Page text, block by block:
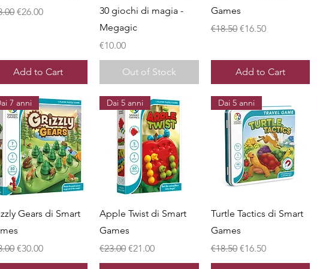
Price
Sale Price
€26.00
Add to Cart
30 giochi di magia -
Megagic
Price
€10.00
Out of Stock
Games
Regular Price
€18.50 Sale Price
€16.50
Add to Cart
Quick View
7 anni
Gears di Smart
Price
Sale Price
€30.00
Quick View
Dai 5 anni
Apple Twist di Smart
Games
Regular Price
€23.00 Sale Price
€21.00
Quick View
Dai 5 anni
Turtle Tactics di Smart
Games
Regular Price
€18.50 Sale Price
€16.50